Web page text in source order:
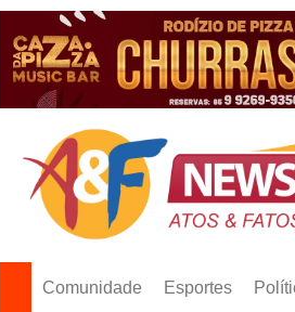
Comunidade Esportes